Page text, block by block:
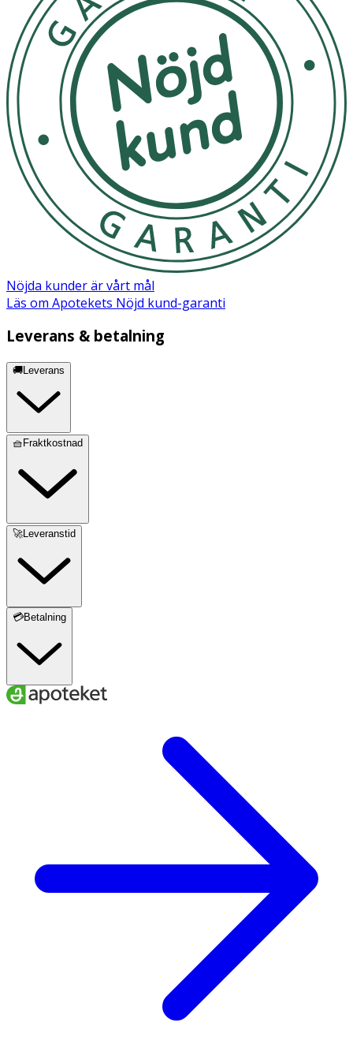
Nöjda kunder är vårt mål
Läs om Apotekets Nöjd kund-garanti
Leverans & betalning
🚚Leverans
🧺Fraktkostnad
🚀Leveranstid
💳Betalning